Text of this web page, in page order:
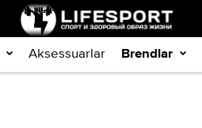
Aksessuarlar Brendlar